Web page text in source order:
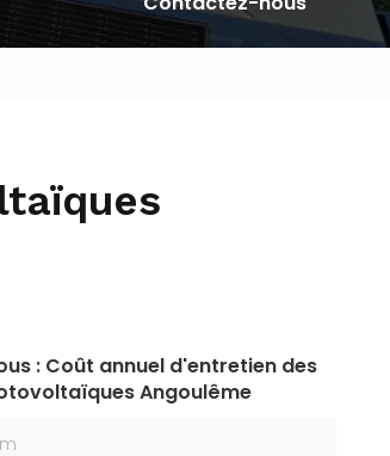
: Coût annuel d'entretien des
Angoulême